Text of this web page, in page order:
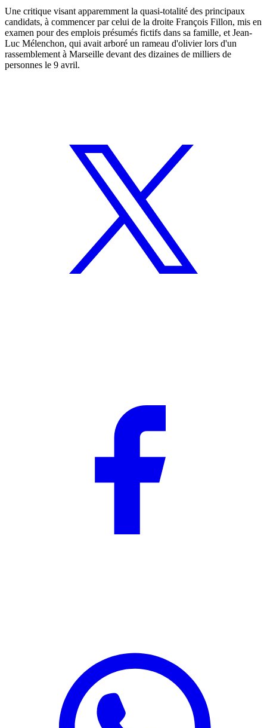
Une critique visant apparemment la quasi-totalité des principaux
candidats, à commencer par celui de la droite François Fillon, mis en
examen pour des emplois présumés fictifs dans sa famille, et Jean-
Luc Mélenchon, qui avait arboré un rameau d'olivier lors d'un
rassemblement à Marseille devant des dizaines de milliers de
personnes le 9 avril.